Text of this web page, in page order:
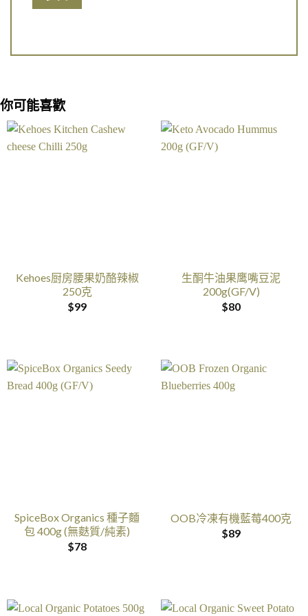
你可能喜歡
Kehoes厨房腰果奶酪辣椒
250克
$99
生酮牛油果鹰嘴豆泥
200g(GF/V)
$80
SpiceBox Organics 種子麵
包 400g (無麩質/純素)
$78
OOB冷凍有機藍莓400克
$89